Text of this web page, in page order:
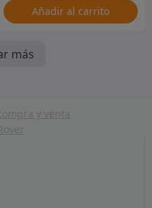
Añadir al carrito
más